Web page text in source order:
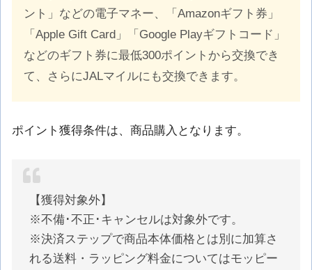
ント」などの電子マネー、「Amazonギフト券」
「Apple Gift Card」「Google Playギフトコード」
などのギフト券に最低300ポイントから交換でき
て、さらにJALマイルにも交換できます。
ポイント獲得条件は、商品購入となります。
【獲得対象外】
※不備･不正･キャンセルは対象外です。
※決済ステップで商品本体価格とは別に加算さ
れる送料・ラッピング料金についてはモッピー